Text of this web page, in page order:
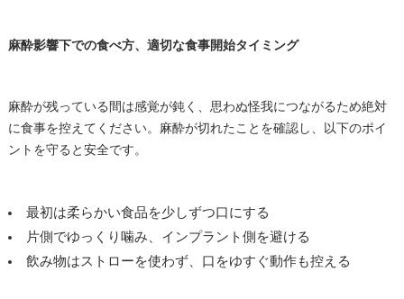
麻酔影響下での食べ方、適切な食事開始タイミング
麻酔が残っている間は感覚が鈍く、思わぬ怪我につながるため絶対
に食事を控えてください。麻酔が切れたことを確認し、以下のポイ
ントを守ると安全です。
最初は柔らかい食品を少しずつ口にする
片側でゆっくり噛み、インプラント側を避ける
飲み物はストローを使わず、口をゆすぐ動作も控える